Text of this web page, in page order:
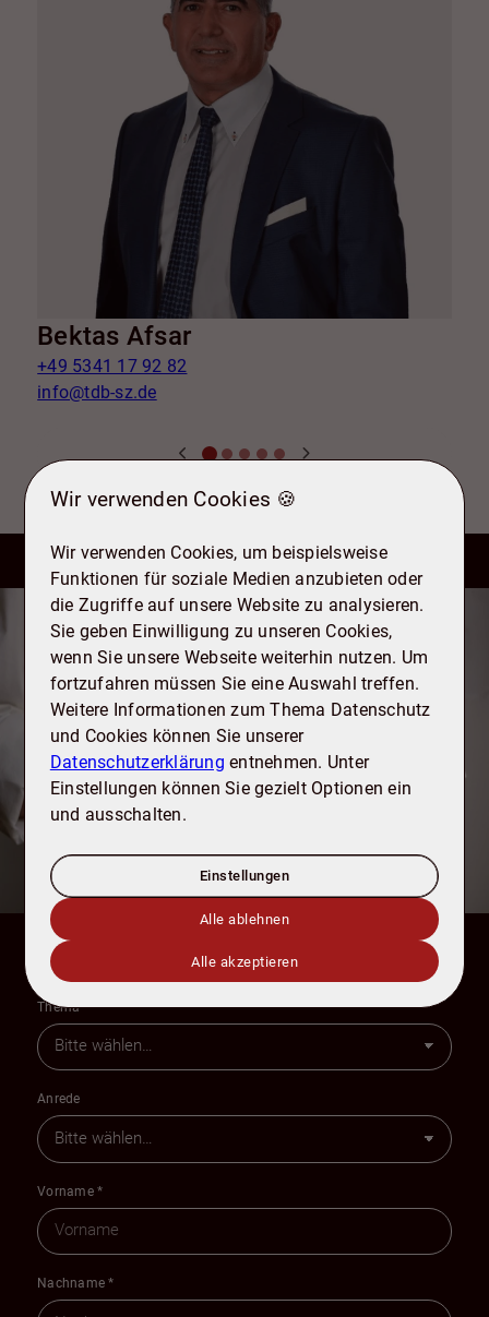
Bektas Afsar
+49 5341 17 92 82
info@tdb-sz.de
Sie suchen erfahrene Makler, die Ihre
Immobilie diskret verkaufen?
Sprechen Sie uns an.
Vertrauliche Abwicklung ohne
öffentliche Bekanntmachung.
Gezielte Ansprache von seriösen
Schutz Ihrer Privatsphäre und Ihres
Thema
Anrede
Vorname*
Nachname*
Wir verwenden Cookies 🍪
Wir verwenden Cookies, um beispielsweise
Funktionen für soziale Medien anzubieten oder
die Zugriffe auf unsere Website zu analysieren.
Sie geben Einwilligung zu unseren Cookies,
wenn Sie unsere Webseite weiterhin nutzen. Um
fortzufahren müssen Sie eine Auswahl treffen.
Weitere Informationen zum Thema Datenschutz
und Cookies können Sie unserer
Datenschutzerklärung entnehmen. Unter
Einstellungen können Sie gezielt Optionen ein
und ausschalten.
Einstellungen
Alle ablehnen
Alle akzeptieren